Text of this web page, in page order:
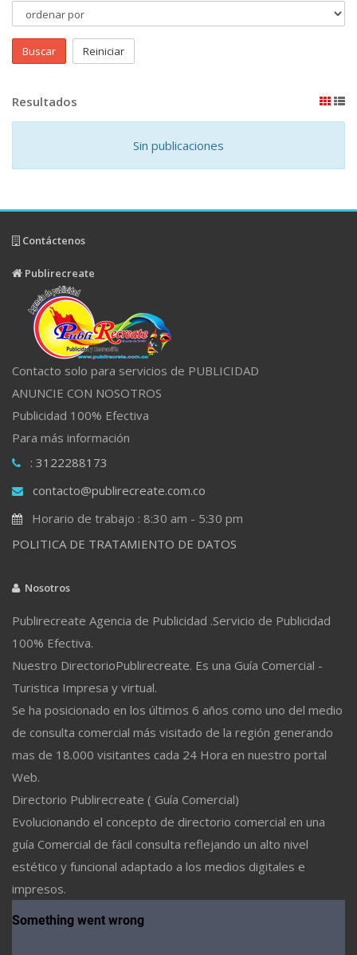
Buscar Reiniciar
Resultados
Sin publicaciones
Contáctenos
Publirecreate
Contacto solo para servicios de PUBLICIDAD
ANUNCIE CON NOSOTROS
Publicidad 100% Efectiva
Para más información
: 3122288173
contacto@publirecreate.com.co
Horario de trabajo : 8:30 am - 5:30 pm
POLITICA DE TRATAMIENTO DE DATOS
Nosotros
Publirecreate Agencia de Publicidad .Servicio de Publicidad
100% Efectiva.
Nuestro DirectorioPublirecreate. Es una Guía Comercial -
Turistica Impresa y virtual.
Se ha posicionado en los últimos 6 años como uno del medio
de consulta comercial más visitado de la región generando
mas de 18.000 visitantes cada 24 Hora en nuestro portal
Web.
Directorio Publirecreate ( Guía Comercial)
Evolucionando el concepto de directorio comercial en una
guía Comercial de fácil consulta reflejando un alto nivel
estético y funcional adaptado a los medios digitales e
impresos.